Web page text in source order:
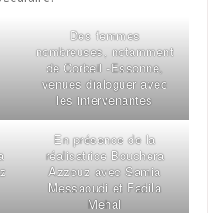
Des femmes
nombreuses, notamment
de Corbeil -Essonne,
venues dialoguer avec
les intervenantes
En présence de la
réalisatrice Bouchera
Azzouz avec Samia
Messaoudi et Fadila
Mehal